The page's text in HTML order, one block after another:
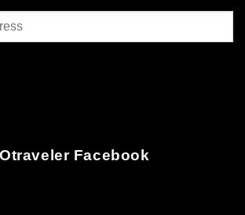
Facebook